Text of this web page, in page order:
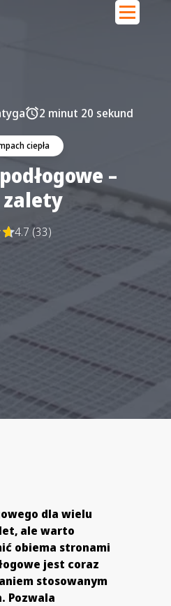
ciepła
2 minut 20 sekund
–
4.7 (33)
dla wielu
ale warto
obiema stronami
jest coraz
stosowanym
Pozwala